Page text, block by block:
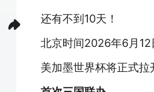
还有不到10天！
北京时间2026年6月12
美加墨世界杯将正式拉